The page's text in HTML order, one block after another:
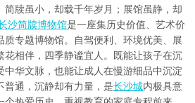
简牍虽小，却载千年岁月；展馆虽静，却
沙简牍博物馆是一座集历史价值、艺术价
质专题博物馆。自驾便利、环境优美、展
花相伴，四季静谧宜人。既能让孩子在沉
中华文脉，也能让成人在慢游细品中沉淀
普通，沉静却有力量，是长沙城内极具意